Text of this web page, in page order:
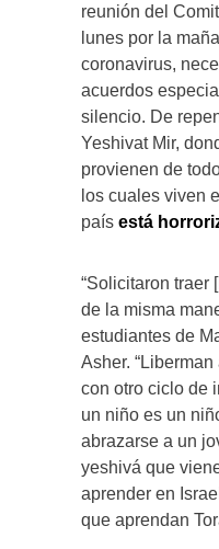
reunión del
lunes por la
coronavirus,
acuerdos
silencio. De
Yeshivat Mir,
provienen de
los cuales viven
país está
“Solicitaron traer
de la misma
estudiantes de
Asher.
con otro ciclo de
un niño es un
abrazarse a un
yeshivá que
aprender en
que aprendan